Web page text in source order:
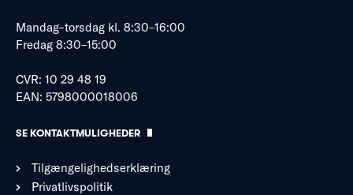
Mandag–torsdag kl. 8:30–16:00
Fredag 8:30–15:00
CVR: 10 29 48 19
EAN: 5798000018006
SE KONTAKTMULIGHEDER
Tilgængelighedserklæring
Privatlivspolitik